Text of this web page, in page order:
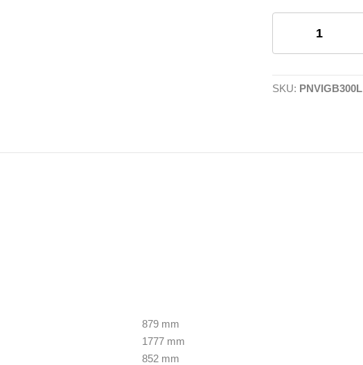
Nibe
Gestookte
L
SKU: PNVIGB300L
879 mm
1777 mm
852 mm